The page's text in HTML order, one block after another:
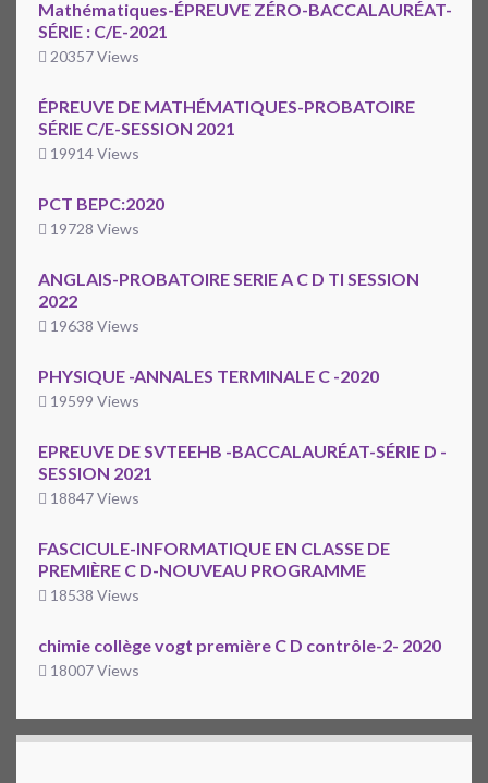
Mathématiques-ÉPREUVE ZÉRO-BACCALAURÉAT-
SÉRIE : C/E-2021
20357 Views
ÉPREUVE DE MATHÉMATIQUES-PROBATOIRE
SÉRIE C/E-SESSION 2021
19914 Views
PCT BEPC:2020
19728 Views
ANGLAIS-PROBATOIRE SERIE A C D TI SESSION
2022
19638 Views
PHYSIQUE -ANNALES TERMINALE C -2020
19599 Views
EPREUVE DE SVTEEHB -BACCALAURÉAT-SÉRIE D -
SESSION 2021
18847 Views
FASCICULE-INFORMATIQUE EN CLASSE DE
PREMIÈRE C D-NOUVEAU PROGRAMME
18538 Views
chimie collège vogt première C D contrôle-2- 2020
18007 Views